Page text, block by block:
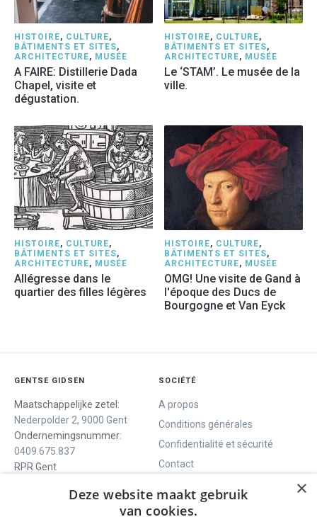
HISTOIRE, CULTURE,
BÂTIMENTS ET SITES,
ARCHITECTURE, MUSÉE
A FAIRE: Distillerie Dada
Chapel, visite et
dégustation.
HISTOIRE, CULTURE,
BÂTIMENTS ET SITES,
ARCHITECTURE, MUSÉE
Le ‘STAM’. Le musée de la
ville.
HISTOIRE, CULTURE,
BÂTIMENTS ET SITES,
ARCHITECTURE, MUSÉE
Allégresse dans le
quartier des filles légères
HISTOIRE, CULTURE,
BÂTIMENTS ET SITES,
ARCHITECTURE, MUSÉE
OMG! Une visite de Gand à
l'époque des Ducs de
Bourgogne et Van Eyck
GENTSE GIDSEN
Maatschappelijke zetel:
Nederpolder 2, 9000 Gent
Ondernemingsnummer:
0409.675.837
RPR Gent
SOCIÉTÉ
A propos
Conditions générales
Confidentialité et sécurité
Contact
×
Deze website maakt gebruik
van cookies.